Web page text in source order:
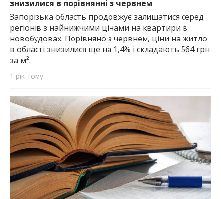
знизилися в порівнянні з червнем
Запорізька область продовжує залишатися серед
регіонів з найнижчими цінами на квартири в
новобудовах. Порівняно з червнем, ціни на житло
в області знизилися ще на 1,4% і складають 564 грн
за м².
1 рік тому